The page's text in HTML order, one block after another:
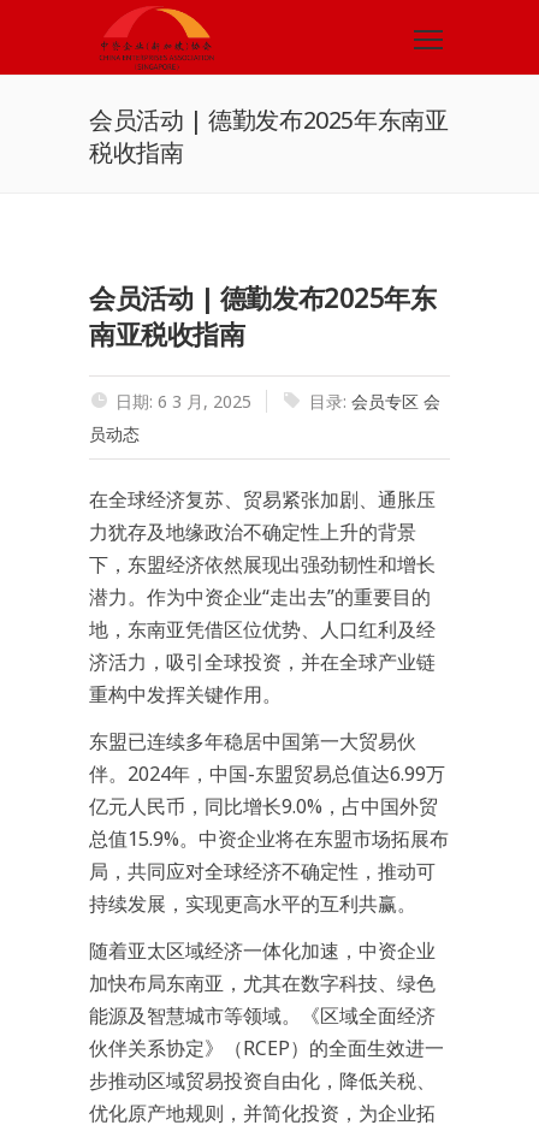
会员活动 | 德勤发布2025年东南亚
税收指南
会员活动 | 德勤发布2025年东
南亚税收指南
日期: 6 3 月, 2025 目录: 会员专区 会
员动态
在全球经济复苏、贸易紧张加剧、通胀压
力犹存及地缘政治不确定性上升的背景
下，东盟经济依然展现出强劲韧性和增长
潜力。作为中资企业“走出去”的重要目的
地，东南亚凭借区位优势、人口红利及经
济活力，吸引全球投资，并在全球产业链
重构中发挥关键作用。
东盟已连续多年稳居中国第一大贸易伙
伴。2024年，中国-东盟贸易总值达6.99万
亿元人民币，同比增长9.0%，占中国外贸
总值15.9%。中资企业将在东盟市场拓展布
局，共同应对全球经济不确定性，推动可
持续发展，实现更高水平的互利共赢。
随着亚太区域经济一体化加速，中资企业
加快布局东南亚，尤其在数字科技、绿色
能源及智慧城市等领域。《区域全面经济
伙伴关系协定》（RCEP）的全面生效进一
步推动区域贸易投资自由化，降低关税、
优化原产地规则，并简化投资，为企业拓